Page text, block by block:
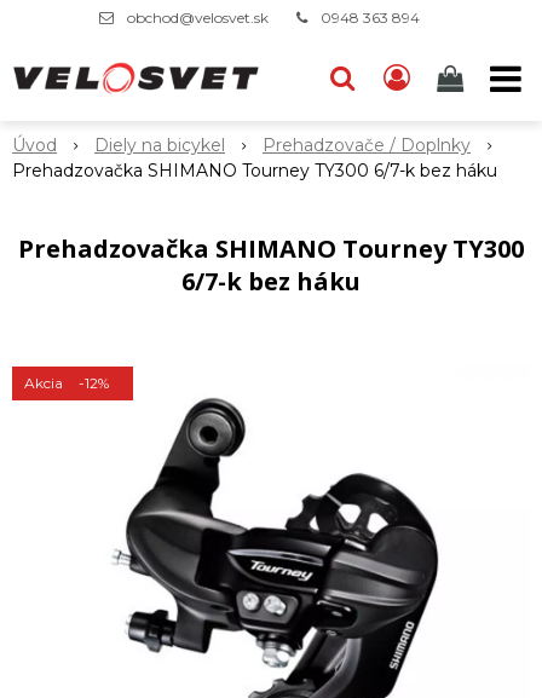
obchod@velosvet.sk 0948 363 894
Úvod Diely na bicykel
Prehadzovače / Doplnky
Prehadzovačka SHIMANO Tourney TY300 6/7-k bez háku
Prehadzovačka SHIMANO Tourney TY300
6/7-k bez háku
Akcia -12%